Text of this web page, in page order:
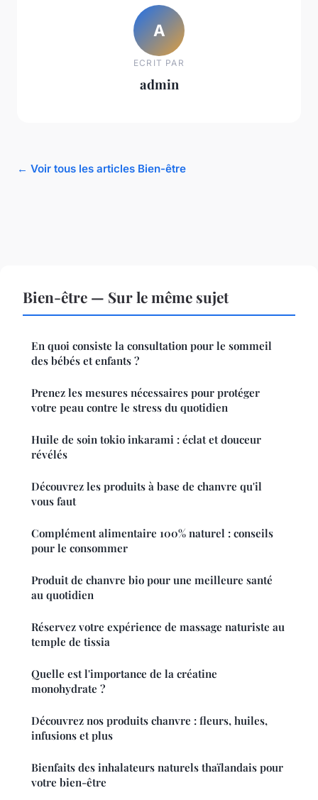
A
ECRIT PAR
admin
← Voir tous les articles Bien-être
Bien-être — Sur le même sujet
En quoi consiste la consultation pour le sommeil
des bébés et enfants ?
Prenez les mesures nécessaires pour protéger
votre peau contre le stress du quotidien
Huile de soin tokio inkarami : éclat et douceur
révélés
Découvrez les produits à base de chanvre qu'il
vous faut
Complément alimentaire 100% naturel : conseils
pour le consommer
Produit de chanvre bio pour une meilleure santé
au quotidien
Réservez votre expérience de massage naturiste au
temple de tissia
Quelle est l'importance de la créatine
monohydrate ?
Découvrez nos produits chanvre : fleurs, huiles,
infusions et plus
Bienfaits des inhalateurs naturels thaïlandais pour
votre bien-être